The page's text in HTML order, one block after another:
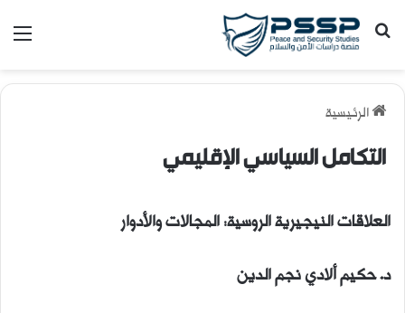
بحث عن
الرئيسية
التكامل السياسي الإقليمي
العلاقات النيجيرية الروسية: المجالات والأدوار
د. حكيم ألادي نجم الدين